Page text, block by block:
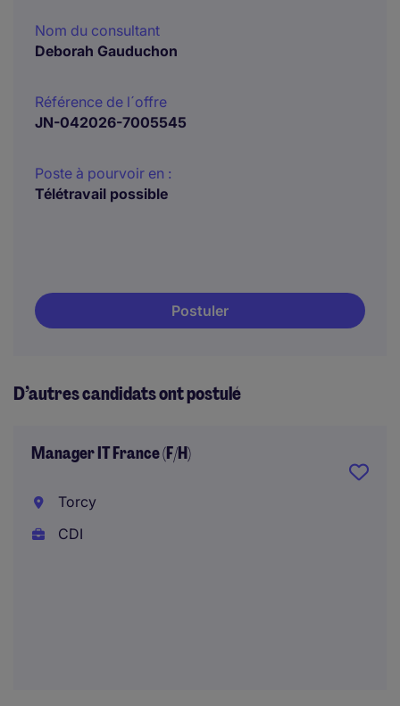
Nom du consultant
Deborah Gauduchon
Référence de l´offre
JN-042026-7005545
Poste à pourvoir en :
Télétravail possible
Postuler
D’autres candidats ont postulé
Manager IT France (F/H)
Torcy
CDI